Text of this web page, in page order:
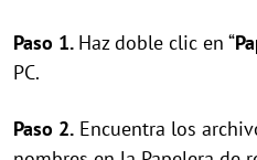
Paso 1. Haz doble clic en “
PC.
Paso 2. Encuentra los